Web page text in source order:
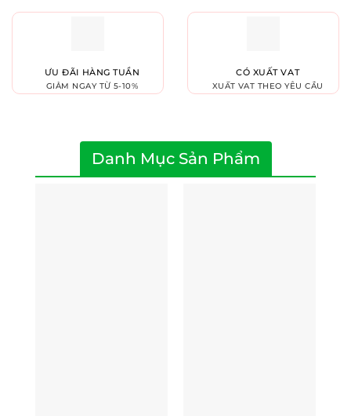
ƯU ĐÃI HÀNG TUẦN
GIẢM NGAY TỪ 5-10%
CÓ XUẤT VAT
XUẤT VAT THEO YÊU CẦU
Danh Mục Sản Phẩm